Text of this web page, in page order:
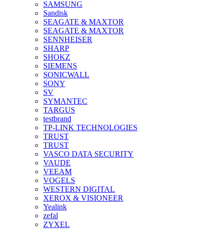
SAMSUNG
Sandisk
SEAGATE & MAXTOR
SEAGATE & MAXTOR
SENNHEISER
SHARP
SHOKZ
SIEMENS
SONICWALL
SONY
SV
SYMANTEC
TARGUS
testbrand
TP-LINK TECHNOLOGIES
TRUST
TRUST
VASCO DATA SECURITY
VAUDE
VEEAM
VOGELS
WESTERN DIGITAL
XEROX & VISIONEER
Yealink
zefal
ZYXEL